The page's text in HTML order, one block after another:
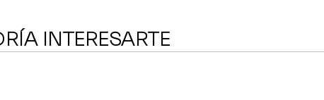
INTERESARTE